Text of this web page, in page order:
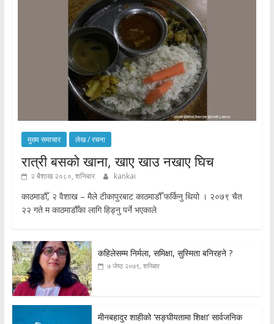
मुख्य समाचार लेख / रचना
रात्री बसको खाना, खाए खाउ नखाए घिच
२ बैशाख २०८०, शनिबार kankai
काठमाडौँ, २ वैशाख – मैले टीकापुरबाट काठमाडौँ फर्किनु थियो । २०७९ चैत
२२ गते म काठमाडौँका लागि हिड्नु पर्ने भएकाले
कहिलेसम्म निर्मला, समिक्षा, सुस्मिता बनिरहने ?
७ जेष्ठ २०७९, शनिबार
मीनबहादुर शाहीको ‘सङ्घीयतामा शिक्षा’ सार्वजनिक